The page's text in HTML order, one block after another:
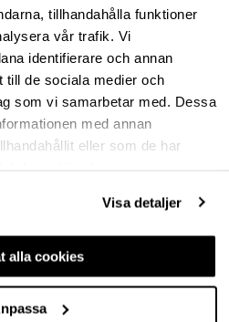
tillhandahålla funktioner
vår trafik. Vi
identifierare och annan
till de sociala medier och
som vi samarbetar med. Dessa
med annan
eller som de har
Visa detaljer
alla cookies
Finns fler varianter
Köp